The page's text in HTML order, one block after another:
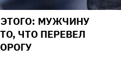
МУЖЧИНУ
ЧТО ПЕРЕВЕЛ